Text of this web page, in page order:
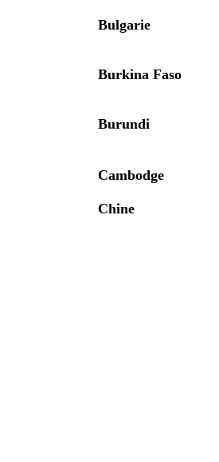
Bulgarie
Burkina Faso
Burundi
Cambodge
Chine